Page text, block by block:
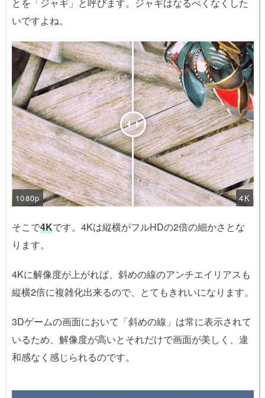
とを「ジャギ」と呼びます。ジャギはなるべくなくした
いですよね。
1080p 4K
そこで4Kです。4Kは縦横がフルHDの2倍の細かさとな
ります。
4Kに解像度が上がれば、斜めの線のアンチエイリアスも
縦横2倍に複雑化出来るので、とてもきれいになります。
3Dゲームの画面において「斜めの線」は常に表示されて
いるため、解像度が高いとそれだけで画面が美しく、違
和感なく感じられるのです。